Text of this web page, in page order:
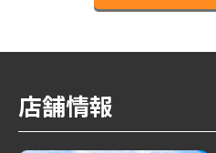
店舗情報